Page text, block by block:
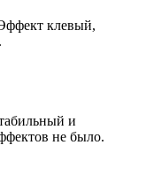
клевый,
и
не было.